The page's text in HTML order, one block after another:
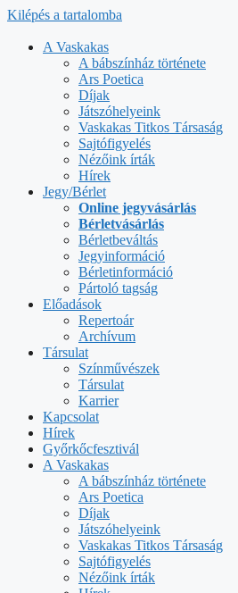
Kilépés a tartalomba
A Vaskakas
A bábszínház története
Ars Poetica
Díjak
Játszóhelyeink
Vaskakas Titkos Társaság
Sajtófigyelés
Nézőink írták
Hírek
Jegy/Bérlet
Online jegyvásárlás
Bérletvásárlás
Bérletbeváltás
Jegyinformáció
Bérletinformáció
Pártoló tagság
Előadások
Repertoár
Archívum
Társulat
Színművészek
Társulat
Karrier
Kapcsolat
Hírek
Győrkőcfesztivál
A Vaskakas
A bábszínház története
Ars Poetica
Díjak
Játszóhelyeink
Vaskakas Titkos Társaság
Sajtófigyelés
Nézőink írták